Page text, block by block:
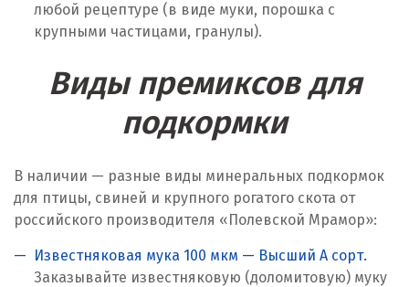
Камышево
Камышлов
Кемерово
Киров
Кировград
любой рецептуре (в виде муки, порошка с
крупными частицами, гранулы).
Виды премиксов для
подкормки
В наличии — разные виды минеральных подкормок
для птицы, свиней и крупного рогатого скота от
российского производителя «Полевской Мрамор»:
Известняковая мука 100 мкм — Высший А сорт.
Заказывайте известняковую (доломитовую) муку